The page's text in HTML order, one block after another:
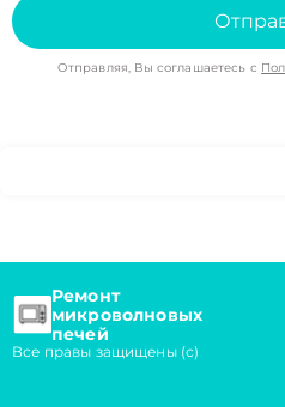
Отправляя, Вы соглашаетесь с
Ремонт
микроволновых
печей
Все правы защищены (с)